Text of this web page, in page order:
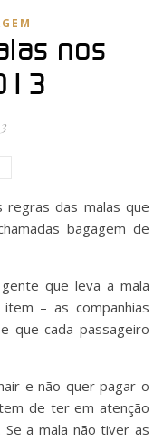
nos
bagagem de
que leva a mala
– as companhias
que cada passageiro
e não quer pagar o
de ter em atenção
a mala não tiver as